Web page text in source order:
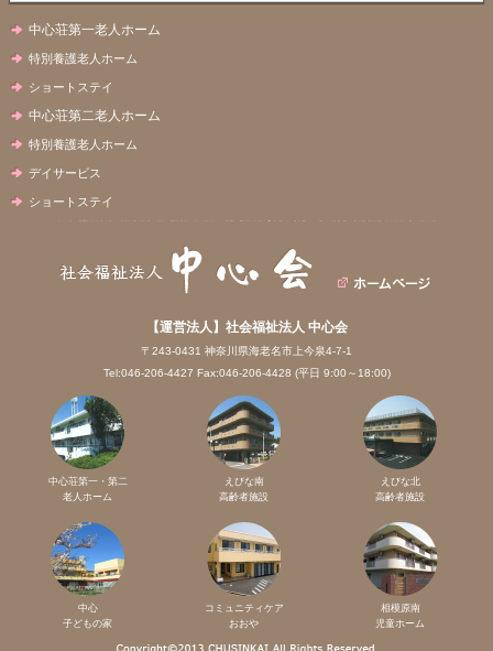
中心荘第一老人ホーム
特別養護老人ホーム
ショートステイ
中心荘第二老人ホーム
特別養護老人ホーム
デイサービス
ショートステイ
【運営法人】社会福祉法人 中心会
〒243-0431 神奈川県海老名市上今泉4-7-1
Tel:046-206-4427 Fax:046-206-4428 (平日 9:00～18:00)
中心荘第一・第二
老人ホーム
えびな南
高齢者施設
えびな北
高齢者施設
中心
子どもの家
コミュニティケア
おおや
相模原南
児童ホーム